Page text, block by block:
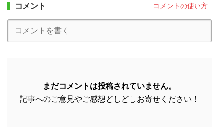
コメント コメントの使い方
まだコメントは投稿されていません。
記事へのご意見やご感想どしどしお寄せください！